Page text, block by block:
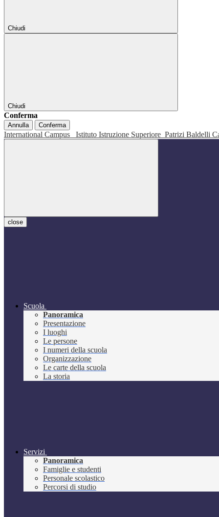
Chiudi
Chiudi
Conferma
Annulla Conferma
International Campus Istituto Istruzione Superiore Patrizi Baldelli
close
Scuola
Panoramica
Presentazione
I luoghi
Le persone
I numeri della scuola
Organizzazione
Le carte della scuola
La storia
Servizi
Panoramica
Famiglie e studenti
Personale scolastico
Percorsi di studio